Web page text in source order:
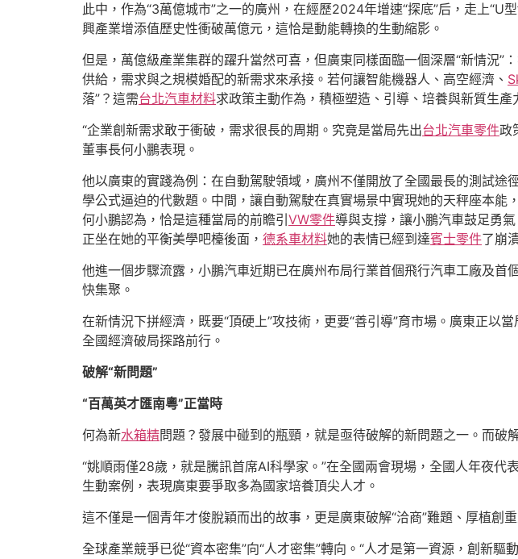
此中，作為“3萬億城市”之一的廣州，在經歷2024年增速“探底”后，走上
興產業增添值歷史性衝破萬億元，這恰是動能轉換的生動縮影。
但是，萬億級產業集群的躍升當然可喜，但廣東同樣面臨一個深層“新情況
供給，需求與之規模婚配的新需求來承接。若何讓智能機器人、高空經濟、
落”？這需台北汽車材料求政策主動作為，積極塑造、引導、培養與新質生產
“企業創新需求敢于衝破，需求很長的周期。究竟是當局先出台北汽車零件政
董事長何小鵬表現。
他以廣東的實踐為例：在自動駕駛領域，廣州不僅開放了全國最長的測試途
學公式逼迫的代數題。中間，讓自動駕駛在真實場景中實現她的天秤座本
何小鵬認為，恰是這種當局的前瞻引 VW零件導與支撐，讓小鵬汽車鼓足勇
正坐在她的平衡美學吧檯後面， 德系車材料她的表情已經到達賓士零件了崩
他進一個步驟流露，小鵬汽車近期已在廣州布局行業首個飛行汽車工廠及
快集聚。
在新情況下拼經濟，既要“頂硬上”攻技術，更要“善引導”育市場。廣東正
全國經濟破局探路前行。
破解“新問題”
“百萬英才匯南粵”正當時
何為新水箱精問題？發展中碰到的瓶頸，就是亟待破解的新問題之一。而破
“姚順雨僅28歲，就是騰訊首席AI科學家。”在全國兩會現場，全國人年夜代
生動案例，表現廣東要爭取多為國家培養頂尖人才。
這不僅是一個青年才俊脫穎而出的故事，更是廣東破解“洽商”難題、厚植創
全球產業競爭已從“資本密集”向“人才密集”轉向。“人才是第一資源，創新驅